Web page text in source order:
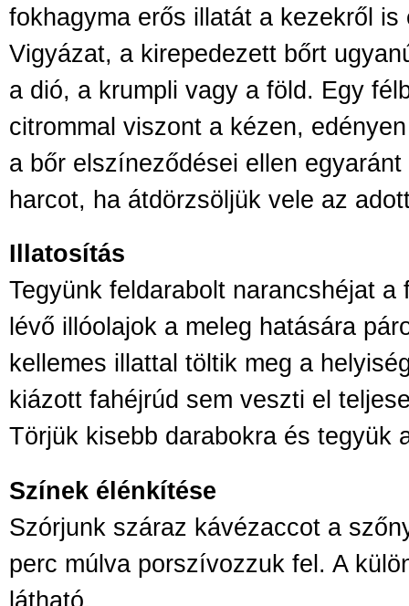
fokhagyma erős illatát a kezekről is
Vigyázat, a kirepedezett bőrt
a dió, a krumpli vagy a föld. Egy
citrommal viszont a kézen,
a bőr elszíneződései ellen
harcot, ha átdörzsöljük vele az
Illatosítás
Tegyünk feldarabolt narancshéjat a
lévő illóolajok a meleg hatására
kellemes illattal töltik meg a
kiázott fahéjrúd sem veszti el
Törjük kisebb darabokra és tegyük
Színek élénkítése
Szórjunk száraz kávézaccot a
perc múlva porszívozzuk fel. A
látható.